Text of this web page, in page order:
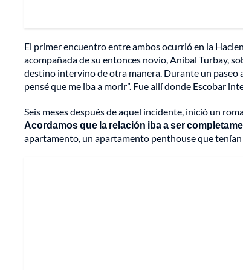
El primer encuentro entre ambos ocurrió en la
acompañada de su entonces novio, Aníbal Turbay,
destino intervino de otra manera. Durante un paseo
pensé que me iba a morir”. Fue allí donde Escobar
Seis meses después de aquel incidente, inició un
Acordamos que la relación iba a ser
apartamento, un apartamento penthouse que tenían